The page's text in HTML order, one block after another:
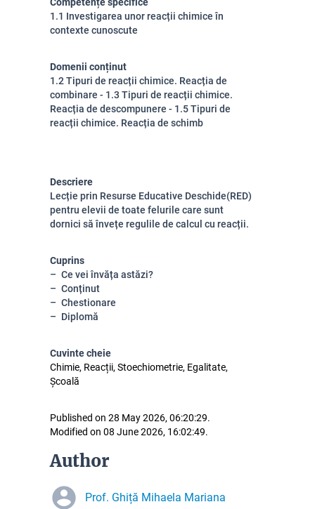
1.1 Investigarea unor reacții chimice în
contexte cunoscute
Domenii conținut
1.2 Tipuri de reacții chimice. Reacția de
combinare - 1.3 Tipuri de reacții chimice.
Reacția de descompunere - 1.5 Tipuri de
reacții chimice. Reacția de schimb
Descriere
Lecție prin Resurse Educative Deschide(RED)
pentru elevii de toate felurile care sunt
dornici să învețe regulile de calcul cu reacții.
Cuprins
Ce vei învăța astăzi?
Conținut
Chestionare
Diplomă
Cuvinte cheie
Chimie, Reacții, Stoechiometrie, Egalitate,
Școală
Published on 28 May 2026, 06:20:29.
Modified on 08 June 2026, 16:02:49.
Author
Prof. Ghiță Mihaela Mariana